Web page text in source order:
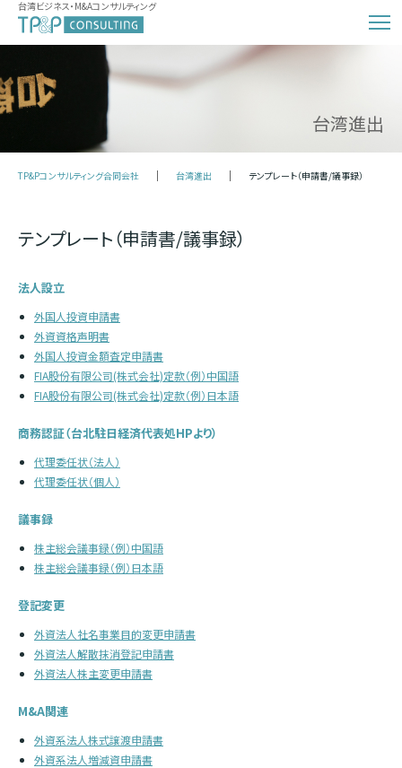
台湾ビジネス・M&Aコンサルティング
台湾進出
TP&Pコンサルティング合同会社 台湾進出 テンプレート（申請書/議事録）
テンプレート（申請書/議事録）
法人設立
外国人投資申請書
外資資格声明書
外国人投資金額査定申請書
FIA股份有限公司(株式会社)定款（例）中国語
FIA股份有限公司(株式会社)定款（例）日本語
商務認証（台北駐日経済代表処HPより）
代理委任状（法人）
代理委任状（個人）
議事録
株主総会議事録（例）中国語
株主総会議事録（例）日本語
登記変更
外資法人社名事業目的変更申請書
外資法人解散抹消登記申請書
外資法人株主変更申請書
M&A関連
外資系法人株式譲渡申請書
外資系法人増減資申請書